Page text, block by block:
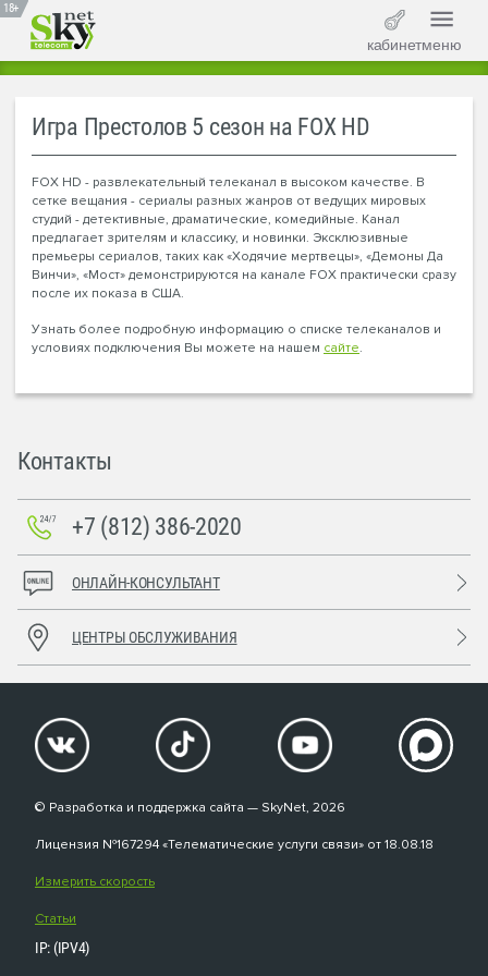
18+
кабинетменю
Игра Престолов 5 сезон на FOX HD
FOX HD - развлекательный телеканал в высоком качестве. В
сетке вещания - сериалы разных жанров от ведущих мировых
студий - детективные, драматические, комедийные. Канал
предлагает зрителям и классику, и новинки. Эксклюзивные
премьеры сериалов, таких как «Ходячие мертвецы», «Демоны Да
Винчи», «Мост» демонстрируются на канале FOX практически сразу
после их показа в США.
Узнать более подробную информацию о списке телеканалов и
условиях подключения Вы можете на нашем сайте.
Контакты
+7 (812) 386-2020
ОНЛАЙН-КОНСУЛЬТАНТ
ЦЕНТРЫ ОБСЛУЖИВАНИЯ
© Разработка и поддержка сайта — SkyNet, 2026
Лицензия №167294 «Телематические услуги связи» от 18.08.18
Измерить скорость
Статьи
IP: (IPV4)